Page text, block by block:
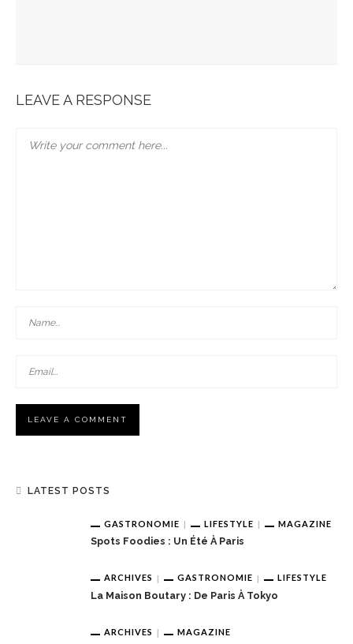
LEAVE A RESPONSE
LATEST POSTS
GASTRONOMIE LIFESTYLE MAGAZINE
Spots Foodies : Un Été À Paris
ARCHIVES GASTRONOMIE LIFESTYLE
La Maison Boutary : De Paris À Tokyo
ARCHIVES MAGAZINE